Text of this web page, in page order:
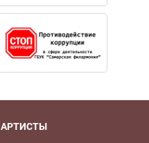
АРТИСТЫ